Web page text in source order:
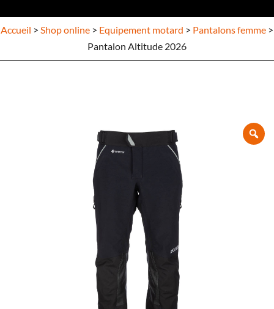
Accueil > Shop online > Equipement motard > Pantalons femme >
Pantalon Altitude 2026